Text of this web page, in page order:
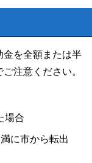
を全額または半
注意ください。
場合
に市から転出